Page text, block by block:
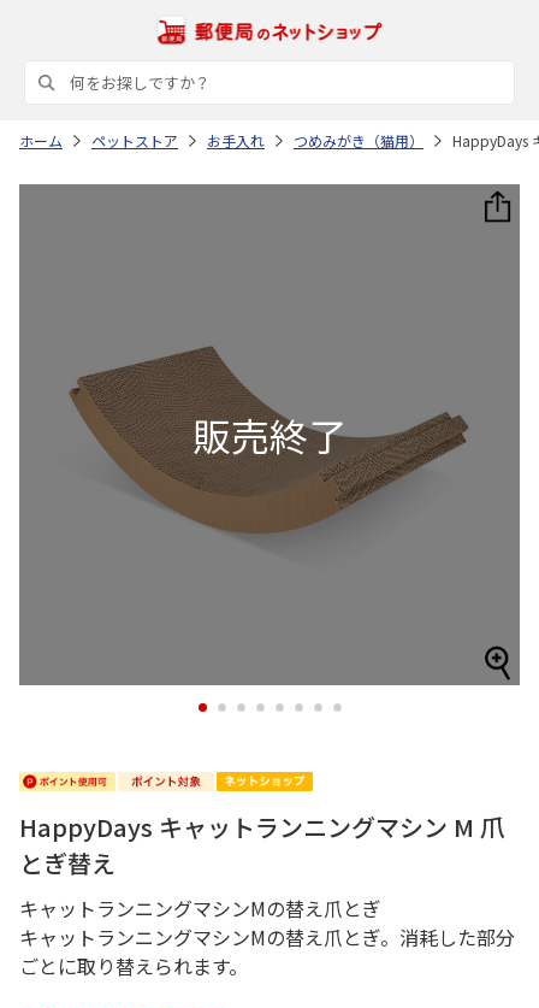
ホーム ペットストア お手入れ つめみがき（猫用） HappyDays
1 2 3 4 5 6 7 8
HappyDays キャットランニングマシン M 爪
とぎ替え
キャットランニングマシンMの替え爪とぎ
キャットランニングマシンMの替え爪とぎ。消耗した部分
ごとに取り替えられます。